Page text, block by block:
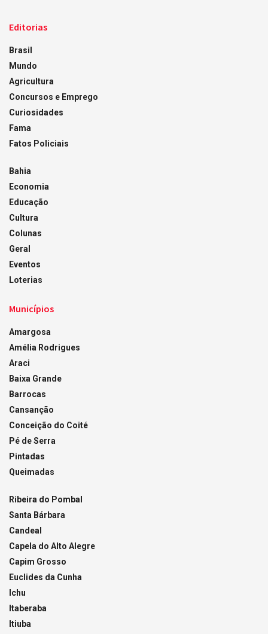
Editorias
Brasil
Mundo
Agricultura
Concursos e Emprego
Curiosidades
Fama
Fatos Policiais
Bahia
Economia
Educação
Cultura
Colunas
Geral
Eventos
Loterias
Municípios
Amargosa
Amélia Rodrigues
Araci
Baixa Grande
Barrocas
Cansanção
Conceição do Coité
Pé de Serra
Pintadas
Queimadas
Ribeira do Pombal
Santa Bárbara
Candeal
Capela do Alto Alegre
Capim Grosso
Euclides da Cunha
Ichu
Itaberaba
Itiuba